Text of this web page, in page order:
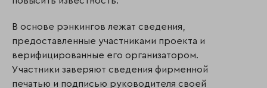
В основе рэнкингов лежат сведения,
предоставленные участниками проекта и
верифицированные его организатором.
Участники заверяют сведения фирменной
печатью и подписью руководителя своей